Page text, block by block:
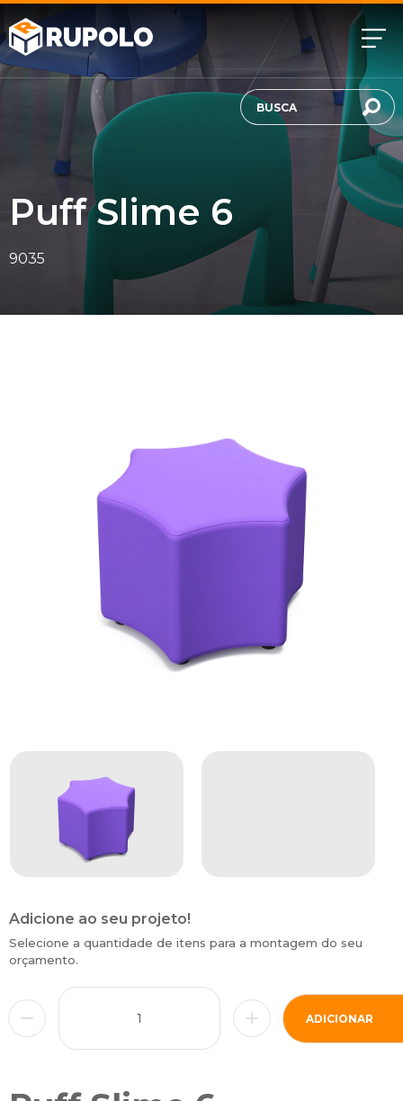
Puff Slime 6
9035
Adicione ao seu projeto!
Selecione a quantidade de itens para a montagem do seu
orçamento.
ADICIONAR